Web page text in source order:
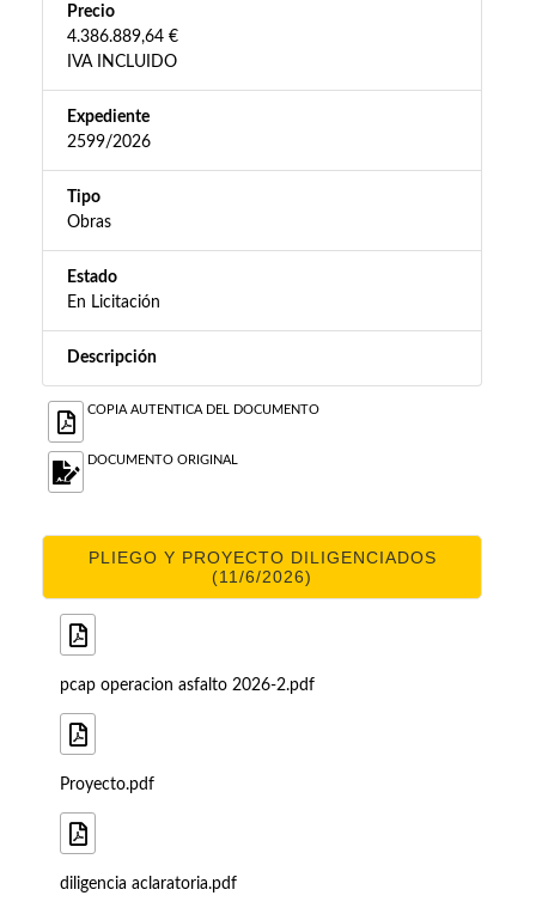
Precio
4.386.889,64 €
IVA INCLUIDO
Expediente
2599/2026
Tipo
Obras
Estado
En Licitación
Descripción
COPIA AUTENTICA DEL DOCUMENTO
DOCUMENTO ORIGINAL
PLIEGO Y PROYECTO DILIGENCIADOS
(11/6/2026)
pcap operacion asfalto 2026-2.pdf
Proyecto.pdf
diligencia aclaratoria.pdf